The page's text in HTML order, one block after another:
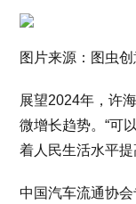
图片来源：图虫
展望2024年，许
微增长趋势。“可
着人民生活水平
中国汽车流通协